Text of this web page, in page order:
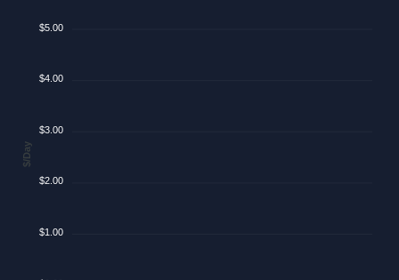
$5.00
$4.00
$3.00
$2.00
$1.00
$/Day